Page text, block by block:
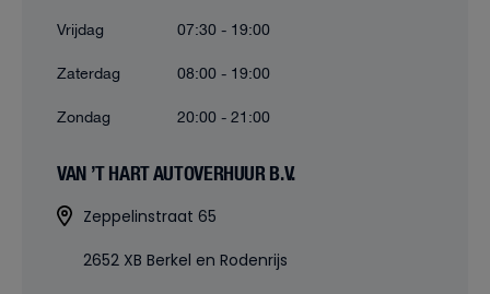
Vrijdag
07:30 - 19:00
Zaterdag
08:00 - 19:00
Zondag
20:00 - 21:00
VAN ’T HART AUTOVERHUUR B.V.
Zeppelinstraat 65
2652 XB Berkel en Rodenrijs